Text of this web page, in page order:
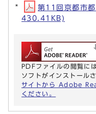
第11回京都市
430.41KB)
PDFファイルの閲覧
ソフトがインストール
サイトから Adobe
ください。